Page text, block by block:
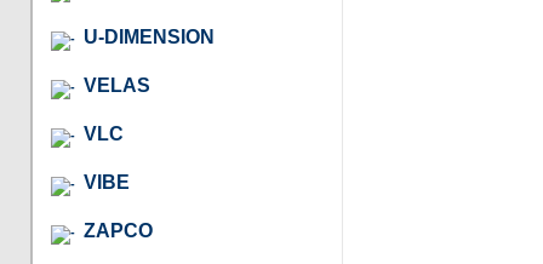
U-DIMENSION
VELAS
VLC
VIBE
ZAPCO